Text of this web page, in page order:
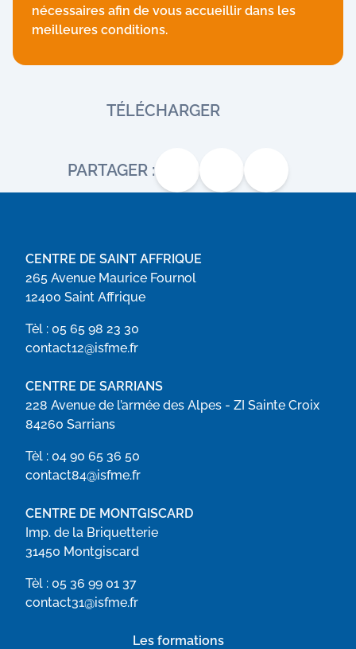
nécessaires afin de vous accueillir dans les
meilleures conditions.
TÉLÉCHARGER
PARTAGER :
CENTRE DE SAINT AFFRIQUE
265 Avenue Maurice Fournol
12400 Saint Affrique
Tèl : 05 65 98 23 30
contact12@isfme.fr
CENTRE DE SARRIANS
228 Avenue de l’armée des Alpes - ZI Sainte Croix
84260 Sarrians
Tèl : 04 90 65 36 50
contact84@isfme.fr
CENTRE DE MONTGISCARD
Imp. de la Briquetterie
31450 Montgiscard
Tèl : 05 36 99 01 37
contact31@isfme.fr
Les formations